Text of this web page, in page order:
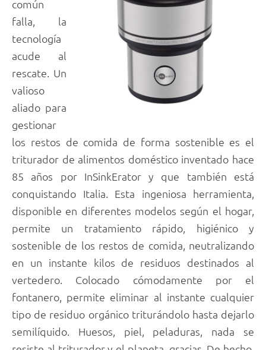
común
falla, la
tecnología
acude al
rescate. Un
valioso
aliado para
gestionar
los restos de comida de forma sostenible es el
triturador de alimentos doméstico inventado hace
85 años por InSinkErator y que también está
conquistando Italia. Esta ingeniosa herramienta,
disponible en diferentes modelos según el hogar,
permite un tratamiento rápido, higiénico y
sostenible de los restos de comida, neutralizando
en un instante kilos de residuos destinados al
vertedero. Colocado cómodamente por el
fontanero, permite eliminar al instante cualquier
tipo de residuo orgánico triturándolo hasta dejarlo
semilíquido. Huesos, piel, peladuras, nada se